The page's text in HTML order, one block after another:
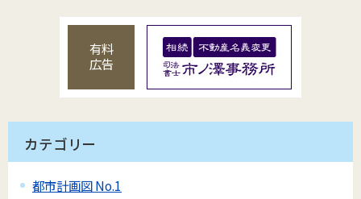
有料
広告
カテゴリー
都市計画図 No.1